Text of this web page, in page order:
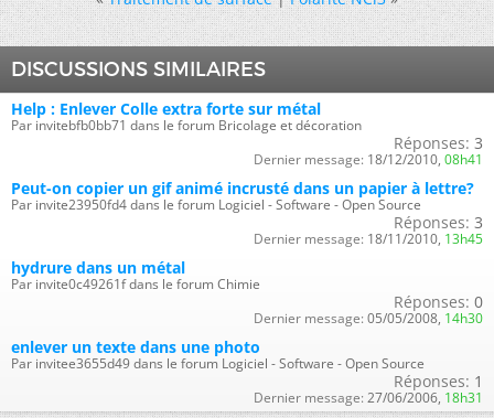
DISCUSSIONS SIMILAIRES
Help : Enlever Colle extra forte sur métal
Par invitebfb0bb71 dans le forum Bricolage et décoration
Réponses: 3
Dernier message: 18/12/2010, 08h41
Peut-on copier un gif animé incrusté dans un papier à lettre?
Par invite23950fd4 dans le forum Logiciel - Software - Open Source
Réponses: 3
Dernier message: 18/11/2010, 13h45
hydrure dans un métal
Par invite0c49261f dans le forum Chimie
Réponses: 0
Dernier message: 05/05/2008, 14h30
enlever un texte dans une photo
Par invitee3655d49 dans le forum Logiciel - Software - Open Source
Réponses: 1
Dernier message: 27/06/2006, 18h31